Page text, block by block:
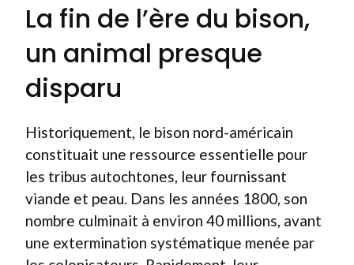
La fin de l’ère du bison,
un animal presque
disparu
Historiquement, le bison nord-américain
constituait une ressource essentielle pour
les tribus autochtones, leur fournissant
viande et peau. Dans les années 1800, son
nombre culminait à environ 40 millions, avant
une extermination systématique menée par